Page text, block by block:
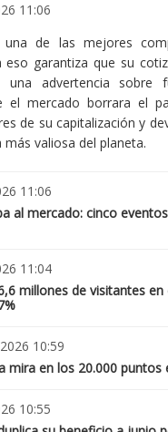
11:06
una de las mejores
eso garantiza que su
una advertencia sobre
el mercado borrara el
de su capitalización y
valiosa del planeta.
11:06
al mercado: cinco
11:04
millones de visitantes
10:59
mira en los 20.000
10:55